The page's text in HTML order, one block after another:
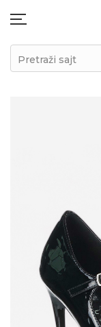
Pretraži sajt